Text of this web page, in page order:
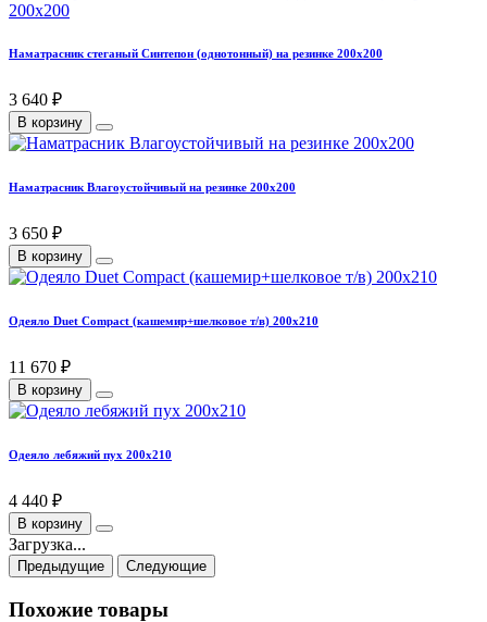
Наматрасник стеганый Синтепон (однотонный) на резинке 200х200
3 640 ₽
В корзину
Наматрасник Влагоустойчивый на резинке 200х200
3 650 ₽
В корзину
Одеяло Duet Compact (кашемир+шелковое т/в) 200х210
11 670 ₽
В корзину
Одеяло лебяжий пух 200х210
4 440 ₽
В корзину
Загрузка...
Предыдущие Следующие
Похожие товары